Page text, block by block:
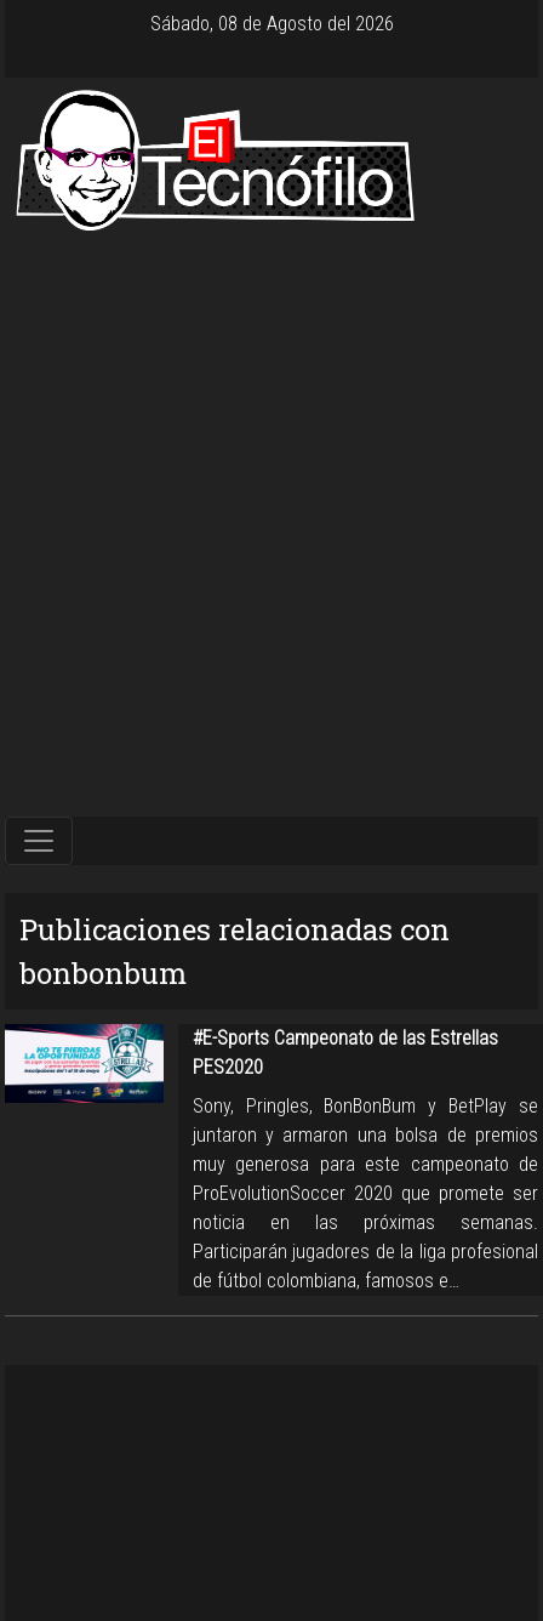
Sábado, 08 de Agosto del 2026
Publicaciones relacionadas con
bonbonbum
#E-Sports Campeonato de las Estrellas
PES2020
Sony, Pringles, BonBonBum y BetPlay se
juntaron y armaron una bolsa de premios
muy generosa para este campeonato de
ProEvolutionSoccer 2020 que promete ser
noticia en las próximas semanas.
Participarán jugadores de la liga profesional
de fútbol colombiana, famosos e…